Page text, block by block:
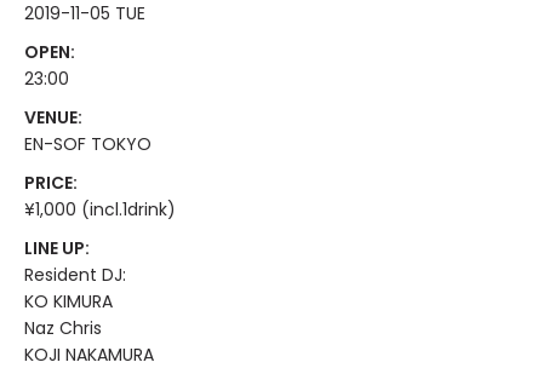
2019-11-05 TUE
OPEN:
23:00
VENUE:
EN-SOF TOKYO
PRICE:
¥1,000 (incl.1drink)
LINE UP:
Resident DJ:
KO KIMURA
Naz Chris
KOJI NAKAMURA